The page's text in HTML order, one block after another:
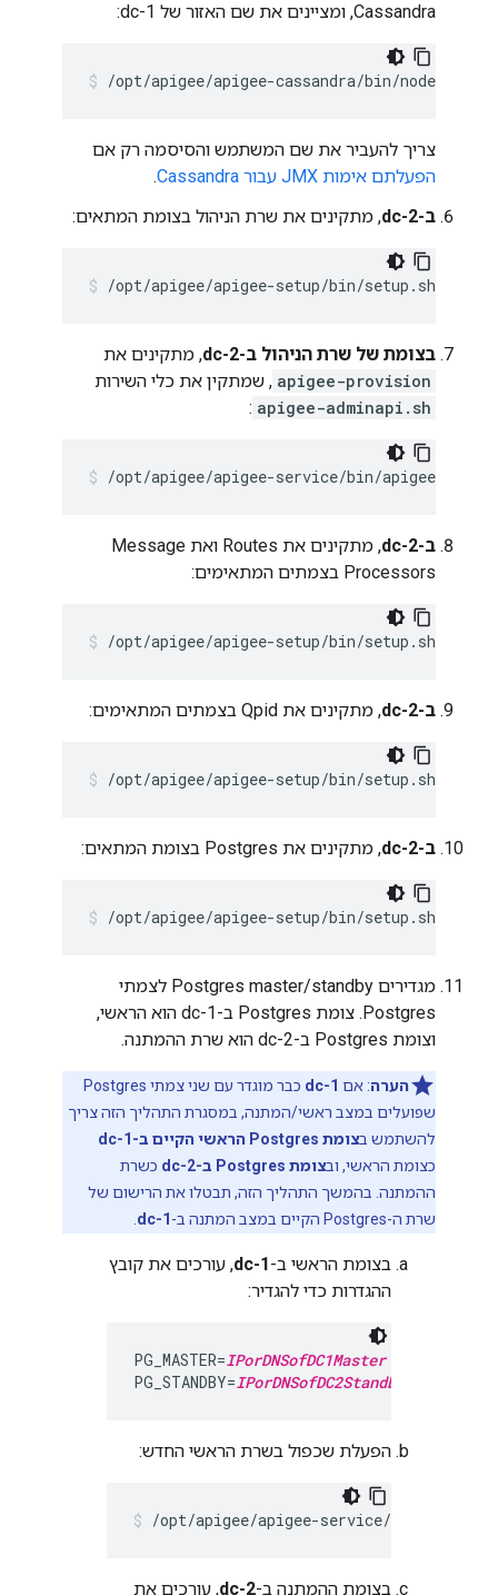
Cassandra, ומציינים את שם האזור של dc-1:
/opt/apigee/apigee-cassandra/bin/nodetool
צריך להעביר את שם המשתמש והסיסמה רק אם
הפעלתם אימות JMX עבור Cassandra
.
ב-dc-2
, מתקינים את שרת הניהול בצומת המתאים:
/opt/apigee/apigee-setup/bin/setup.sh -p
בצומת של שרת הניהול ב-dc-2
, מתקינים את
apigee-provision , שמתקין את כלי השירות
apigee-adminapi.sh
:
/opt/apigee/apigee-service/bin/apigee-
ב-dc-2
, מתקינים את Routes ואת Message
Processors בצמתים המתאימים:
/opt/apigee/apigee-setup/bin/setup.sh -p
ב-dc-2 , מתקינים את Qpid בצמתים המתאימים:
/opt/apigee/apigee-setup/bin/setup.sh -p
ב-dc-2 , מתקינים את Postgres בצומת המתאים:
/opt/apigee/apigee-setup/bin/setup.sh -p
מגדירים Postgres master/standby לצמתי
Postgres. צומת Postgres ב-dc-1 הוא הראשי,
וצומת Postgres ב-dc-2 הוא שרת ההמתנה.
הערה: אם dc-1
כבר מוגדר עם שני צמתי Postgres
שפועלים במצב ראשי/המתנה, במסגרת התהליך הזה צריך
להשתמש בצומת Postgres הראשי הקיים ב-dc-1
כצומת הראשי, ובצומת Postgres ב-dc-2
כשרת
ההמתנה. בהמשך התהליך הזה, תבטלו את הרישום של
שרת ה-Postgres הקיים במצב המתנה ב-
dc-1
.
בצומת הראשי ב- dc-1, עורכים את קובץ
ההגדרות כדי להגדיר:
PG_MASTER=IPorDNSofDC1Master
PG_STANDBY=IPorDNSofDC2Standby
הפעלת שכפול בשרת הראשי החדש:
/opt/apigee/apigee-service/bin/
בצומת ההמתנה ב-dc-2, עורכים את